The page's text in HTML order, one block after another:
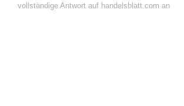
vollständige Antwort auf handelsblatt.com an